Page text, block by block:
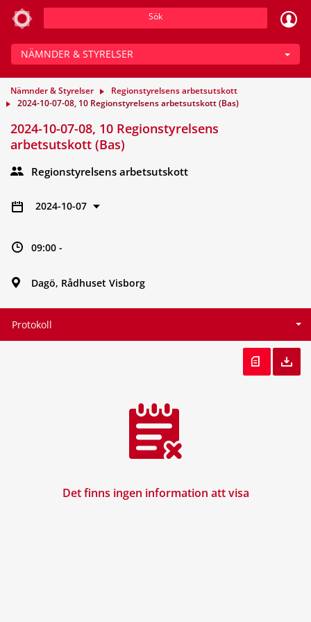
Sök
NÄMNDER & STYRELSER
Nämnder & Styrelser
Regionstyrelsens arbetsutskott
2024-10-07-08, 10 Regionstyrelsens arbetsutskott (Bas)
2024-10-07-08, 10 Regionstyrelsens
arbetsutskott (Bas)
Regionstyrelsens arbetsutskott
2024-10-07
09:00 -
Dagö, Rådhuset Visborg
Protokoll
Det finns ingen information att visa